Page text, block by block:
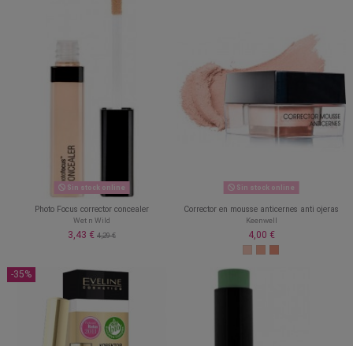
Sin stock online
Photo Focus corrector concealer
Wet n Wild
3,43 € 4,29 €
Sin stock online
Corrector en mousse anticernes anti ojeras
Keenwell
4,00 €
-35%